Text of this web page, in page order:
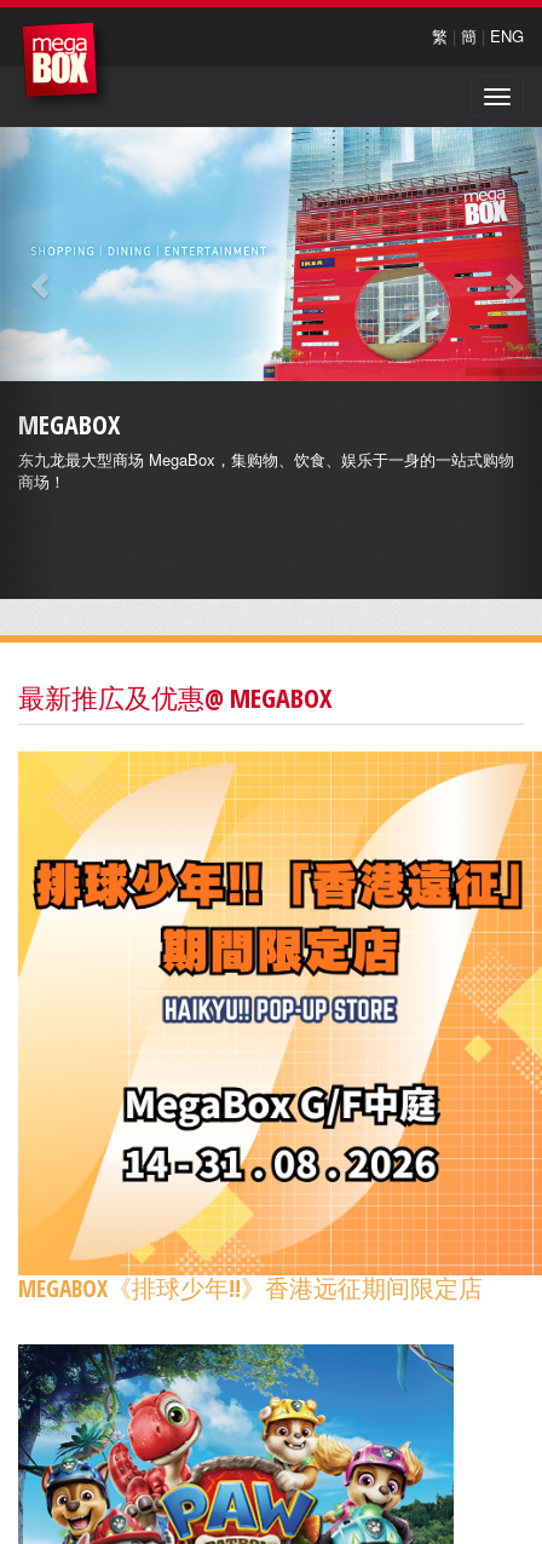
繁 | 簡 | ENG
Toggle
MEGABOX
东九龙最大型商场 MegaBox，集购物、饮食、娱乐于一身的一站式购物
商场！
最新推広及优惠@ MEGABOX
MEGABOX《排球少年!!》香港远征期间限定店